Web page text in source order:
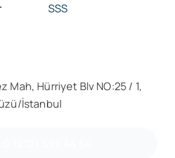
SSS
Mah, Hürriyet Blv NO:25 / 1,
İstanbul